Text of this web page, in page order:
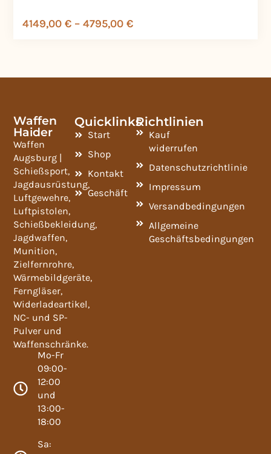
4149,00 € – 4795,00 €
Waffen
Haider
Waffen
Augsburg |
Schießsport,
Jagdausrüstung,
Luftgewehre,
Luftpistolen,
Schießbekleidung,
Jagdwaffen,
Munition,
Zielfernrohre,
Wärmebildgeräte,
Ferngläser,
Widerladeartikel,
NC- und SP-
Pulver und
Waffenschränke.
Mo-Fr
09:00-
12:00
und
13:00-
18:00
Sa:
Quicklinks
Start
Shop
Kontakt
Geschäft
Richtlinien
Kauf
widerrufen
Datenschutzrichtlinie
Impressum
Versandbedingungen
Allgemeine
Geschäftsbedingungen